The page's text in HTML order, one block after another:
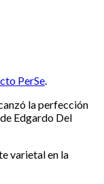
PerSe.
la perfección
Edgardo Del
varietal en la